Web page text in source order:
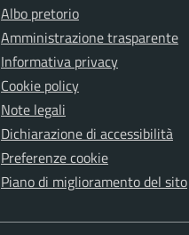
Albo pretorio
Amministrazione trasparente
Informativa privacy
Cookie policy
Note legali
Dichiarazione di accessibilità
Preferenze cookie
Piano di miglioramento del sito